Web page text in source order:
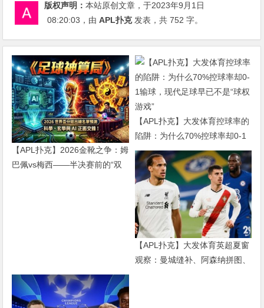
版权声明：本站原创文章，于2023年9月1日
08:20:03 ，由APL扑克发表，共 752 字。
【APL扑克】2026金靴之争：姆
巴佩vs梅西——半决赛前的“双
【APL扑克】大发体育控球率的
陷阱：为什么70%控球率却0-1
输球，现代足球早已不是“球权
游戏”
【APL扑克】大发体育英超夏窗
观察：曼城缝补、阿森纳拼图、